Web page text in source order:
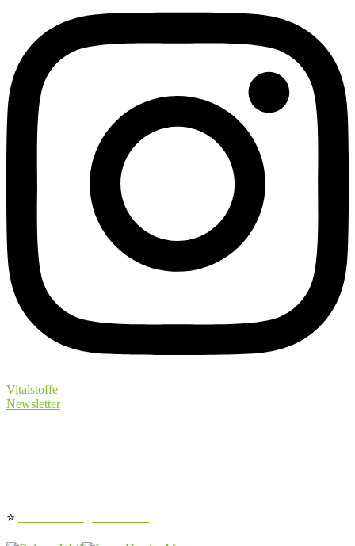
Vitalstoffe
Newsletter
⭐